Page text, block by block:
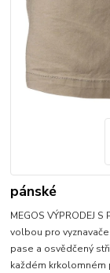
pánské
MEGOS VÝPRODEJ
volbou pro
pase a osvědčený
každém